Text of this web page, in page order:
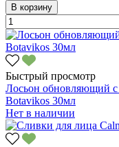
В корзину
Быстрый просмотр
Лосьон обновляющий с
Botavikos 30мл
Нет в наличии